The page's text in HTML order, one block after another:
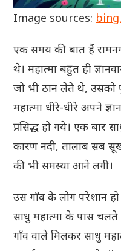
Image sources:
एक समय की बात हैं
थे। महात्मा बहुत ही
जो भी ठान लेते थे, उसको
महात्मा धीरे-धीरे अपने
प्रसिद्ध हो गये। एक बार
कारण नदी, तालाब सब
की भी समस्या आने लगी।
उस गाँव के लोग परेशान
साधु महात्मा के पास
गाँव वाले मिलकर साधु